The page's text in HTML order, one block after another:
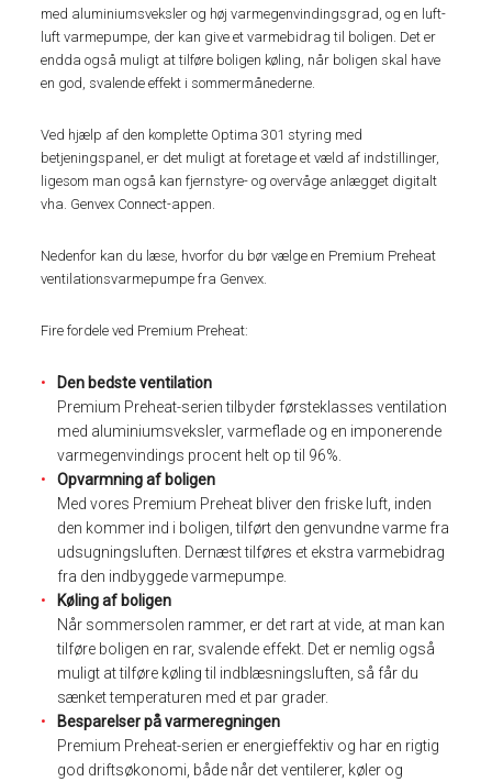
med aluminiumsveksler og høj varmegenvindingsgrad, og en luft-
luft varmepumpe, der kan give et varmebidrag til boligen. Det er
endda også muligt at tilføre boligen køling, når boligen skal have
en god, svalende effekt i sommermånederne.
Ved hjælp af den komplette Optima 301 styring med
betjeningspanel, er det muligt at foretage et væld af indstillinger,
ligesom man også kan fjernstyre- og overvåge anlægget digitalt
vha. Genvex Connect-appen.
Nedenfor kan du læse, hvorfor du bør vælge en Premium Preheat
ventilationsvarmepumpe fra Genvex.
Fire fordele ved Premium Preheat:
Den bedste ventilation
Premium Preheat-serien tilbyder førsteklasses ventilation
med aluminiumsveksler, varmeflade og en imponerende
varmegenvindings procent helt op til 96%.
Opvarmning af boligen
Med vores Premium Preheat bliver den friske luft, inden
den kommer ind i boligen, tilført den genvundne varme fra
udsugningsluften. Dernæst tilføres et ekstra varmebidrag
fra den indbyggede varmepumpe.
Køling af boligen
Når sommersolen rammer, er det rart at vide, at man kan
tilføre boligen en rar, svalende effekt. Det er nemlig også
muligt at tilføre køling til indblæsningsluften, så får du
sænket temperaturen med et par grader.
Besparelser på varmeregningen
Premium Preheat-serien er energieffektiv og har en rigtig
god driftsøkonomi, både når det ventilerer, køler og